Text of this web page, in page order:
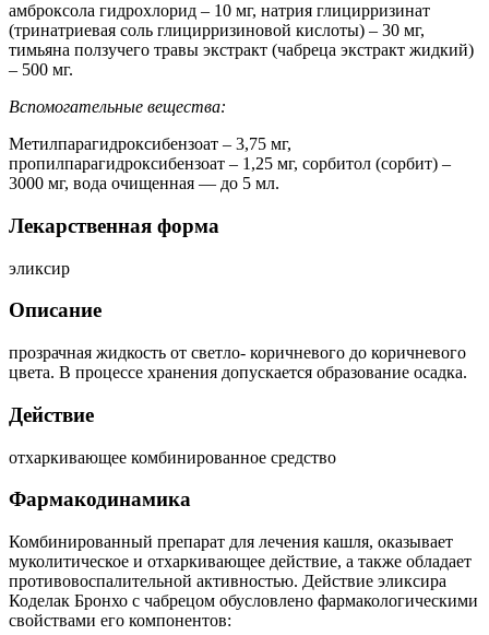
амброксола гидрохлорид – 10 мг, натрия глицирризинат
(тринатриевая соль глицирризиновой кислоты) – 30 мг,
тимьяна ползучего травы экстракт (чабреца экстракт жидкий)
– 500 мг.
Вспомогательные вещества:
Метилпарагидроксибензоат – 3,75 мг,
пропилпарагидроксибензоат – 1,25 мг, сорбитол (сорбит) –
3000 мг, вода очищенная — до 5 мл.
Лекарственная форма
эликсир
Описание
прозрачная жидкость от светло- коричневого до коричневого
цвета. В процессе хранения допускается образование осадка.
Действие
отхаркивающее комбинированное средство
Фармакодинамика
Комбинированный препарат для лечения кашля, оказывает
муколитическое и отхаркивающее действие, а также обладает
противовоспалительной активностью. Действие эликсира
Коделак Бронхо с чабрецом обусловлено фармакологическими
свойствами его компонентов: